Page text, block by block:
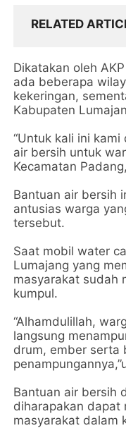
RELATED
Dikatakan oleh
ada beberapa
kekeringan,
Kabupaten
“Untuk kali ini
air bersih untuk
Kecamatan
Bantuan air bersih
antusias warga
tersebut.
Saat mobil water
Lumajang yang
masyarakat sudah
kumpul.
“Alhamdulillah,
langsung
drum, ember serta
Bantuan air bersih
diharapakan dapat
masyarakat dalam